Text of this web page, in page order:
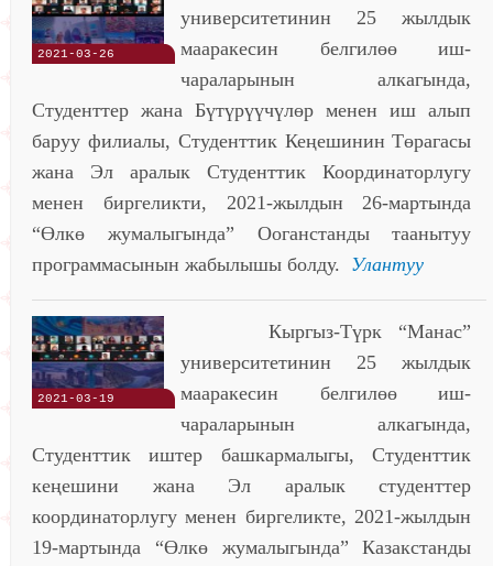
2021-03-26
университетинин 25 жылдык
мааракесин белгилөө иш-
чараларынын алкагында,
Студенттер жана Бүтүрүүчүлөр менен иш алып
баруу филиалы, Студенттик Кеңешинин Төрагасы
жана Эл аралык Студенттик Координаторлугу
менен биргеликти, 2021-жылдын 26-мартында
“Өлкө жумалыгында” Ооганстанды таанытуу
программасынын жабылышы болду. Улантуу
2021-03-19
Кыргыз-Түрк “Манас”
университетинин 25 жылдык
мааракесин белгилөө иш-
чараларынын алкагында,
Студенттик иштер башкармалыгы, Студенттик
кеңешини жана Эл аралык студенттер
координаторлугу менен биргеликте, 2021-жылдын
19-мартында “Өлкө жумалыгында” Казакстанды